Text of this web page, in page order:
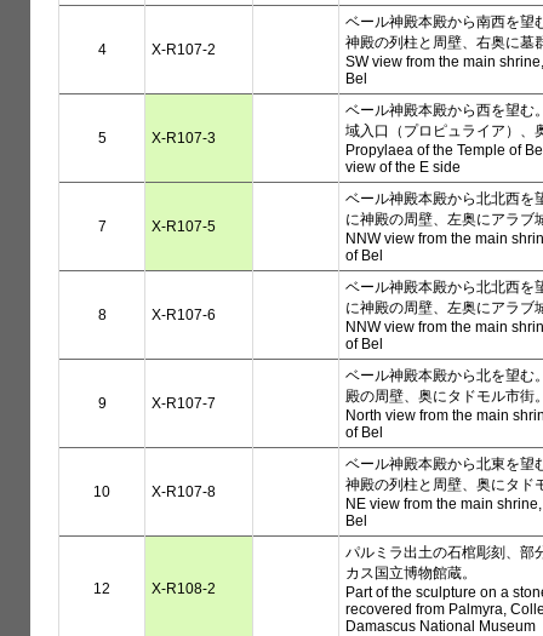
4 X-R107-2
ベール神殿本殿から南西を望
神殿の列柱と周壁、右奥に墓
SW view from the main
Bel
5 X-R107-3
ベール神殿本殿から西を望む
域入口（プロピュライア）、
Propylaea of the Temple of
view of the E side
7 X-R107-5
ベール神殿本殿から北北西を
に神殿の周壁、左奥にアラブ
NNW view from the main
of Bel
8 X-R107-6
ベール神殿本殿から北北西を
に神殿の周壁、左奥にアラブ
NNW view from the main
of Bel
9 X-R107-7
ベール神殿本殿から北を望む
殿の周壁、奥にタドモル市街
North view from the main
of Bel
10 X-R107-8
ベール神殿本殿から北東を望
神殿の列柱と周壁、奥にタド
NE view from the main
Bel
12 X-R108-2
パルミラ出土の石棺彫刻、部
カス国立博物館蔵。
Part of the sculpture on a
recovered from Palmyra,
Damascus National Museum